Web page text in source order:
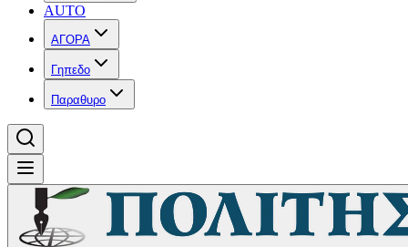
AUTO
ΑΓΟΡΑ
Γηπεδο
Παραθυρο